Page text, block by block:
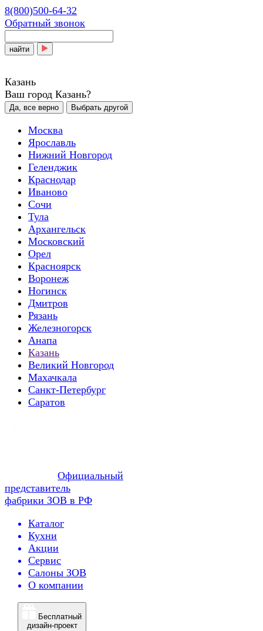
8(800)500-64-32
Обратный звонок
найти
Казань
Ваш город Казань?
Да, все верно Выбрать другой
Москва
Ярославль
Нижний Новгород
Геленджик
Краснодар
Иваново
Сочи
Тула
Архангельск
Московский
Орел
Красноярск
Воронеж
Ногинск
Дмитров
Рязань
Железногорск
Анапа
Казань
Великий Новгород
Махачкала
Санкт-Петербург
Саратов
Официальный
представитель
фабрики ЗОВ в РФ
Каталог
Кухни
Акции
Сервис
Салоны ЗОВ
О компании
Бесплатный
дизайн-проект